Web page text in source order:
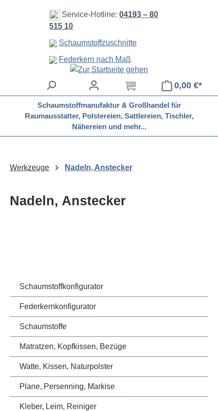
Zum Hauptinhalt springen
Service-Hotline:04193 – 80
515 10
Schaumstoffzuschnitte
Federkern nach Maß
0,00 €*
Schaumstoffmanufaktur & Großhandel für
Raumausstatter, Polstereien, Sattlereien, Tischler,
Nähereien und mehr...
Werkzeuge Nadeln, Anstecker
Nadeln, Anstecker
Schaumstoffkonfigurator
Federkernkonfigurator
Schaumstoffe
Matratzen, Kopfkissen, Bezüge
Watte, Kissen, Naturpolster
Plane, Persenning, Markise
Kleber, Leim, Reiniger